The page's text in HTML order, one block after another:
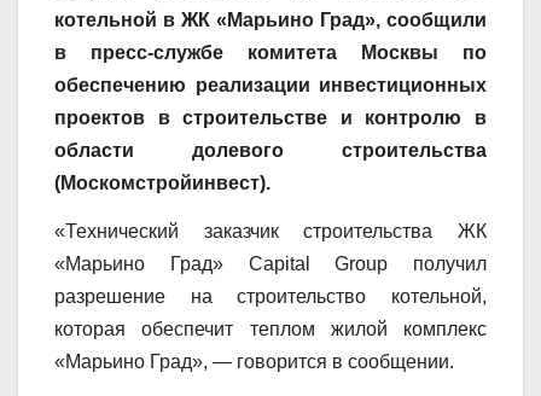
котельной в ЖК «Марьино Град», сообщили
в пресс-службе комитета Москвы по
обеспечению реализации инвестиционных
проектов в строительстве и контролю в
области долевого строительства
(Москомстройинвест).
«Технический заказчик строительства ЖК
«Марьино Град» Capital Group получил
разрешение на строительство котельной,
которая обеспечит теплом жилой комплекс
«Марьино Град», — говорится в сообщении.